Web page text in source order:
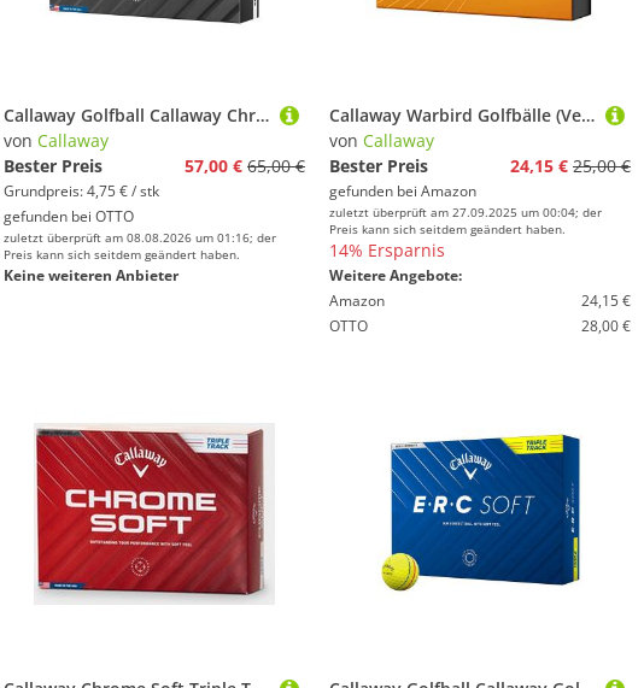
Callaway Golfball Callaway Chrome Tour X Golfbälle – Maximale Distanz, Tour-Spin & Präzi
von Callaway
Bester Preis
57,00 € 65,00 €
Grundpreis: 4,75 € / stk
gefunden bei OTTO
zuletzt überprüft am 08.08.2026 um 01:16; der
Preis kann sich seitdem geändert haben.
Keine weiteren Anbieter
Callaway Warbird Golfbälle (Version 2023, weiß), Weiss
von Callaway
Bester Preis
24,15 € 25,00 €
gefunden bei Amazon
zuletzt überprüft am 27.09.2025 um 00:04; der
Preis kann sich seitdem geändert haben.
14% Ersparnis
Weitere Angebote:
Amazon
24,15 €
OTTO
28,00 €